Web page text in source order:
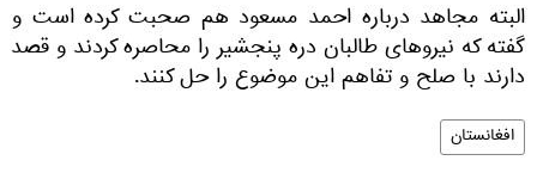
البته مجاهد درباره احمد مسعود هم صحبت کرده است و
گفته که نیرو‌های طالبان دره پنجشیر را محاصره کردند و قصد
دارند با صلح و تفاهم این موضوع را حل کنند.
افغانستان